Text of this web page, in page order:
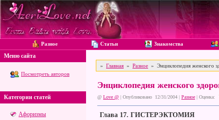
Разное Статьи Знакомства
Меню сайта
Посмотреть авторов
Категории статей
Афоризмы
» Главная » Разное » Энциклопедия женского
Энциклопедия женского
@ Love @ | Опубликовано 12/31/2004 | Разное | Оценка:
Глава 17. ГИСТЕРЭКТОМИЯ